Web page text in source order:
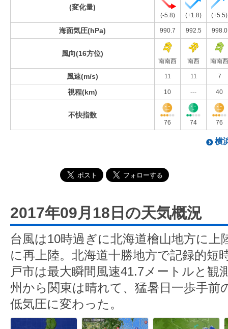
(変化量)
(-5.8) (+1.8) (+5.5)
海面気圧(hPa) 990.7 992.5 998.0
風向(16方位)
南南西 南西 南南西
風速(m/s) 11 11 7
視程(km) 10 --- 40
不快指数
76 74 76
横
2017年09月18日の天気概況
台風は10時過ぎに北海道檜山地方に上
に再上陸。北海道十勝地方で記録的短
戸市は最大瞬間風速41.7メートルと観
州から関東は晴れて、猛暑日一歩手前
低気圧に変わった。